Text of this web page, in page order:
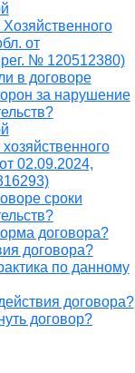
от
№ 120512380)
в договоре
за нарушение
02.09.2024,
сроки
договора?
договора?
по данному
договора?
договор?